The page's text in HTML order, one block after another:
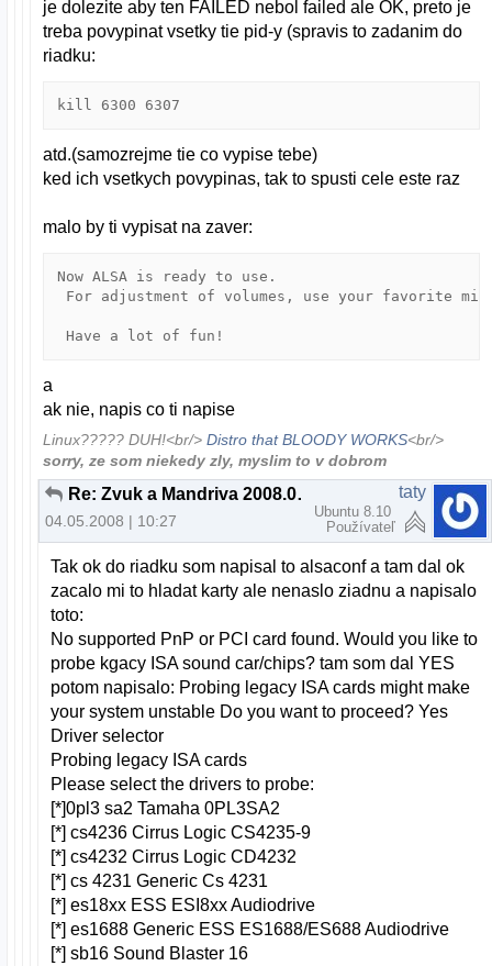
je dolezite aby ten FAILED nebol failed ale OK, preto je
treba povypinat vsetky tie pid-y (spravis to zadanim do
riadku:
kill 6300 6307
atd.(samozrejme tie co vypise tebe)
ked ich vsetkych povypinas, tak to spusti cele este raz
malo by ti vypisat na zaver:
Now ALSA is ready to use.
For adjustment of volumes, use your favorite
Have a lot of fun!
a
ak nie, napis co ti napise
Linux????? DUH!<br/>Distro that BLOODY WORKS<br/>
sorry, ze som niekedy zly, myslim to v dobrom
Re: Zvuk a Mandriva 2008.0 pomoc
04.05.2008 | 10:27
taty
Ubuntu 8.10
Používateľ
Tak ok do riadku som napisal to alsaconf a tam dal ok
zacalo mi to hladat karty ale nenaslo ziadnu a napisalo
toto:
No supported PnP or PCI card found. Would you like to
probe kgacy ISA sound car/chips? tam som dal YES
potom napisalo: Probing legacy ISA cards might make
your system unstable Do you want to proceed? Yes
Driver selector
Probing legacy ISA cards
Please select the drivers to probe:
[*]0pl3 sa2 Tamaha 0PL3SA2
[*] cs4236 Cirrus Logic CS4235-9
[*] cs4232 Cirrus Logic CD4232
[*] cs 4231 Generic Cs 4231
[*] es18xx ESS ESI8xx Audiodrive
[*] es1688 Generic ESS ES1688/ES688 Audiodrive
[*] sb16 Sound Blaster 16